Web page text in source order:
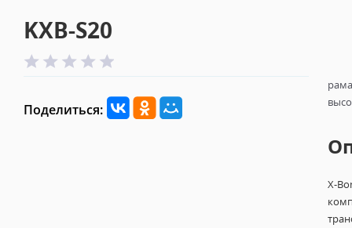
KXB-S20
Поделиться:
X-